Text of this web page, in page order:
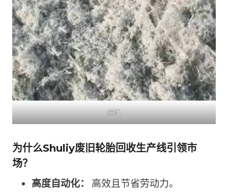
纤维
为什么Shuliy废旧轮胎回收生产线引领市
场？
高度自动化：
高效且节省劳动力。